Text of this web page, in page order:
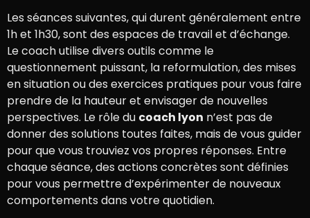
Les séances suivantes, qui durent généralement entre
1h et 1h30, sont des espaces de travail et d’échange.
Le coach utilise divers outils comme le
questionnement puissant, la reformulation, des mises
en situation ou des exercices pratiques pour vous faire
prendre de la hauteur et envisager de nouvelles
perspectives. Le rôle du coach lyon n’est pas de
donner des solutions toutes faites, mais de vous guider
pour que vous trouviez vos propres réponses. Entre
chaque séance, des actions concrètes sont définies
pour vous permettre d’expérimenter de nouveaux
comportements dans votre quotidien.